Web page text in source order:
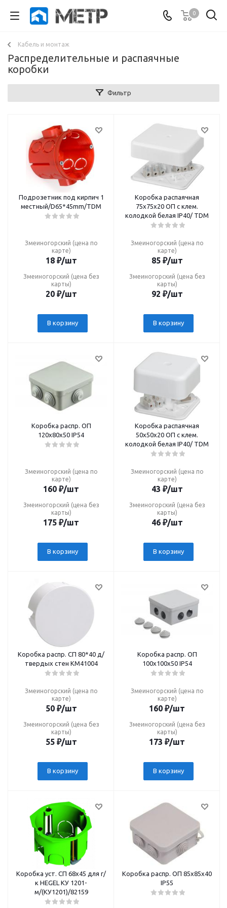
0
Кабель и монтаж
Распределительные и распаячные
коробки
Фильтр
Подрозетник под кирпич 1
местный/D65*45mm/TDM
Змеиногорский (цена по
карте)
18₽/шт
Змеиногорский (цена без
карты)
20₽/шт
В корзину
Коробка распаячная
75х75х20 ОП с клем.
колодкой белая IP40/ TDM
Змеиногорский (цена по
карте)
85₽/шт
Змеиногорский (цена без
карты)
92 ₽/шт
В корзину
Коробка распр. ОП
120х80х50 IP54
Змеиногорский (цена по
карте)
160 ₽/шт
Змеиногорский (цена без
карты)
175 ₽/шт
В корзину
Коробка распаячная
50х50х20 ОП с клем.
колодкой белая IP40/ TDM
Змеиногорский (цена по
карте)
43 ₽/шт
Змеиногорский (цена без
карты)
46₽/шт
В корзину
Коробка распр. СП 80*40 д/
твердых стен КМ41004
Змеиногорский (цена по
карте)
50₽/шт
Змеиногорский (цена без
карты)
55₽/шт
В корзину
Коробка распр. ОП
100х100х50 IP54
Змеиногорский (цена по
карте)
160 ₽/шт
Змеиногорский (цена без
карты)
173 ₽/шт
В корзину
Коробка уст. СП 68х45 для г/
к HEGEL КУ 1201-
м/(КУ1201)/82159
Коробка распр. ОП 85х85х40
IP55